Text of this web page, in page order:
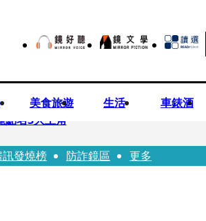
美食旅遊 生活 車錶酒
名3大主角
護誤區
訊發燒榜 防詐鏡區 更多